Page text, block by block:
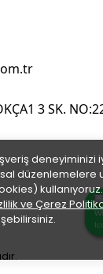
deneyiminizi
düzenlemelere
ve Çerez
3 SK.